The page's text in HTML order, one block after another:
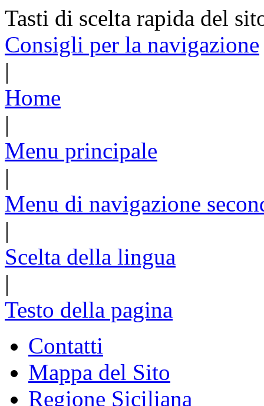
Tasti di scelta rapida del
Consigli per la navigazione
|
Home
|
Menu principale
|
Menu di navigazione
|
Scelta della lingua
|
Testo della pagina
Contatti
Mappa del Sito
Regione Siciliana